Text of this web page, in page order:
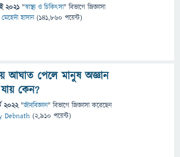
2021 "স্বাস্থ্য ও চিকিৎসা" বিভাগে জিজ্ঞাসা
মেহেদী হাসান (141,860 পয়েন্ট)
আঘাত পেলে মানুষ অজ্ঞান
কেন?
2022 "জীববিজ্ঞান" বিভাগে জিজ্ঞাসাকরেছেন
Debnath (2,910 পয়েন্ট)